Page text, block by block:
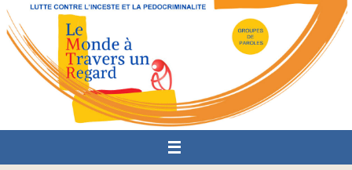
Passer
vers
contenu